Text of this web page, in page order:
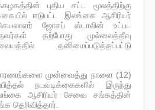
புதிய சட்ட மூலத்திற்கு
ஈடுபட்ட இலங்கை ஆசிரியர்
ஜோசப் ஸ்டாலின் உட்பட
தற்போது முல்லைத்தீவு
தனிமைப்படுத்தப்பட்டு
காரணங்களை முன்வைத்து நாளை (12)
நடவடிக்கைகளில் இருந்து
ஆசிரியர் சேவை சங்கத்தின்
தெரிவித்தார்.